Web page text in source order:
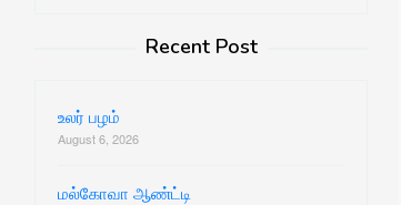
Recent Post
உலர் பழம்
August 6, 2026
மல்கோவா ஆண்ட்டி